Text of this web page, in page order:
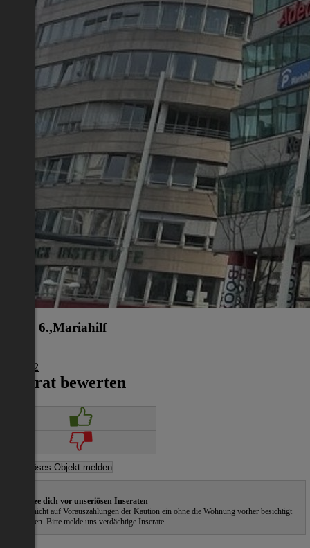
Wien 6.,Mariahilf
€ 3.762
Inserat bewerten
Schütze dich vor unseriösen Inseraten
Gehe nicht auf Vorauszahlungen der Kaution ein ohne die Wohnung vorher besichtigt
zu haben. Bitte melde uns verdächtige Inserate.